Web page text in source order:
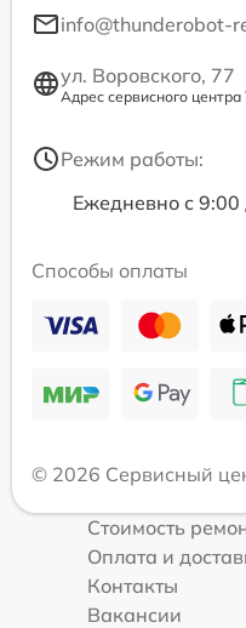
info@thunderobot-
ул. Воровского, 77
Адрес сервисного
Режим работы:
Ежедневно с 9:00
Способы оплаты
© 2026 Сервисный
Стоимость
Оплата и
Контакты
Вакансии